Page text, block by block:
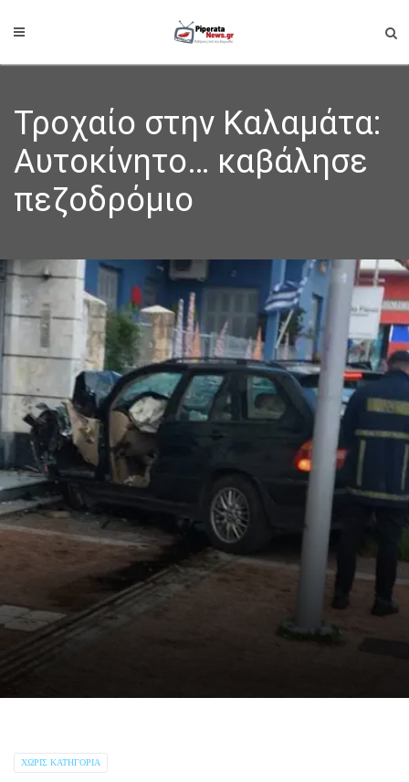
Τροχαίο στην Καλαμάτα:
Αυτοκίνητο… καβάλησε
πεζοδρόμιο
ΧΩΡΊΣ ΚΑΤΗΓΟΡΊΑ